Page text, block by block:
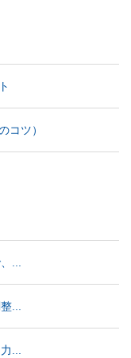
コツ）
...
...
...